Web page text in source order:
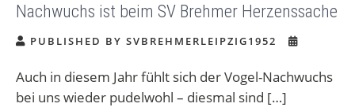
Nachwuchs ist beim SV Brehmer Herzenssache
PUBLISHED BY SVBREHMERLEIPZIG1952
Auch in diesem Jahr fühlt sich der Vogel-Nachwuchs
bei uns wieder pudelwohl – diesmal sind […]